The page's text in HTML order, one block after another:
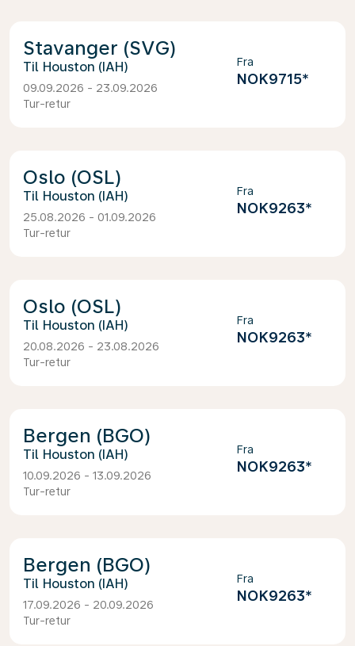
Stavanger (SVG)
Houston (IAH)
09.09.2026 - 23.09.2026
Tur-retur
Fra
NOK9715*
Oslo (OSL)
Houston (IAH)
25.08.2026 - 01.09.2026
Tur-retur
Fra
NOK9263*
Oslo (OSL)
Houston (IAH)
20.08.2026 - 23.08.2026
Tur-retur
Fra
NOK9263*
Bergen (BGO)
Houston (IAH)
10.09.2026 - 13.09.2026
Tur-retur
Fra
NOK9263*
Bergen (BGO)
Houston (IAH)
17.09.2026 - 20.09.2026
Tur-retur
Fra
NOK9263*